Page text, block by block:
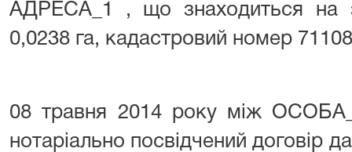
АДРЕСА_1 , що знаходиться на
0,0238 га, кадастровий номер
08 травня 2014 року між
нотаріально посвідчений договір